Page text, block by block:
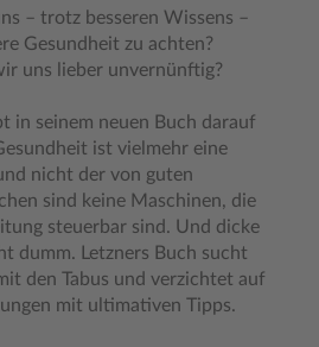
– trotz besseren Wissens –
Gesundheit zu achten?
uns lieber unvernünftig?
in seinem neuen Buch darauf
ist vielmehr eine
nicht der von guten
sind keine Maschinen, die
steuerbar sind. Und dicke
dumm. Letzners Buch sucht
den Tabus und verzichtet auf
mit ultimativen Tipps.